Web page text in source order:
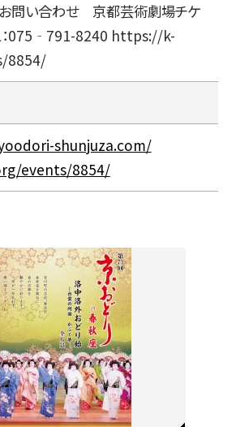
お問い合わせ 京都芸術劇場チケ
：075‐791-8240 https://k-
8854/
shunjuza.com/
events/8854/